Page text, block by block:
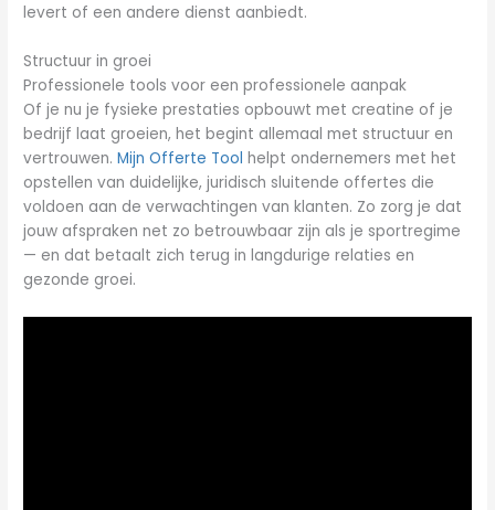
levert of een andere dienst aanbiedt.
Structuur in groei
Professionele tools voor een professionele aanpak
Of je nu je fysieke prestaties opbouwt met creatine of je
bedrijf laat groeien, het begint allemaal met structuur en
vertrouwen.Mijn Offerte Tool helpt ondernemers met het
opstellen van duidelijke, juridisch sluitende offertes die
voldoen aan de verwachtingen van klanten. Zo zorg je dat
jouw afspraken net zo betrouwbaar zijn als je sportregime
— en dat betaalt zich terug in langdurige relaties en
gezonde groei.